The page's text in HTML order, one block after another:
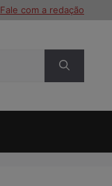
Fale com a redação